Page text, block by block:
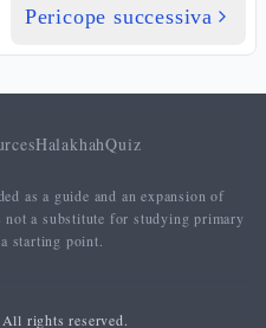
Pericope successiva
HalakhahQuiz
as a guide and an expansion of
not a substitute for studying primary
starting point.
rights reserved.